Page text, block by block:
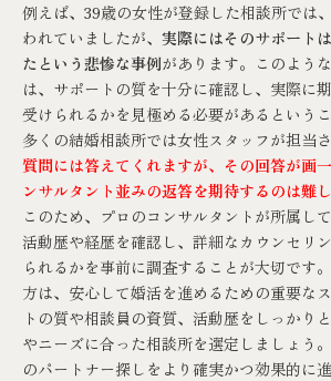
例えば、39歳の女性が登録した相談所では
われていましたが、 実際にはそのサポート
たという悲惨な事例があります。このよう
は、サポートの質を十分に確認し、実際に
受けられるかを見極める必要があるというこ
多くの結婚相談所では女性スタッフが担当さ
質問には答えてくれますが、その回答が画
ンサルタント並みの返答を期待するのは難
このため、プロのコンサルタントが所属し
活動歴や経歴を確認し、詳細なカウンセリ
られるかを事前に調査することが大切です
方は、安心して婚活を進めるための重要な
トの質や相談員の資質、活動歴をしっかり
やニーズに合った相談所を選定しましょう
のパートナー探しをより確実かつ効果的に